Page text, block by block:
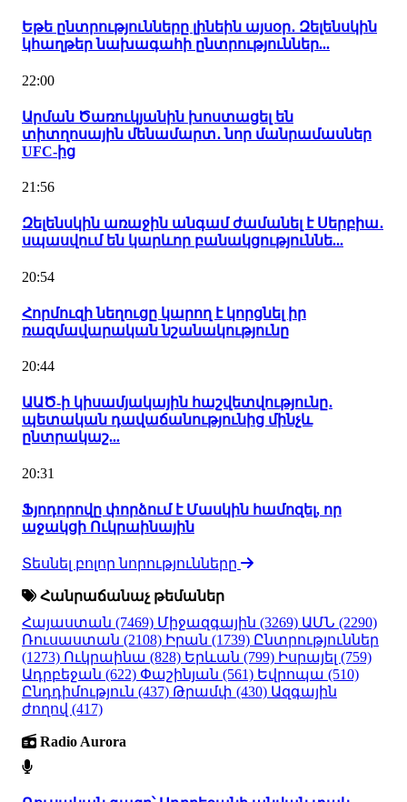
Եթե ընտրությունները լինեին այսօր․ Զելենսկին
կհաղթեր նախագահի ընտրություններ...
22:00
Արման Ծառուկյանին խոստացել են
տիտղոսային մենամարտ․ նոր մանրամասներ
UFC-ից
21:56
Զելենսկին առաջին անգամ ժամանել է Սերբիա․
սպասվում են կարևոր բանակցություննե...
20:54
Հորմուզի նեղուցը կարող է կորցնել իր
ռազմավարական նշանակությունը
20:44
ԱԱԾ-ի կիսամյակային հաշվետվությունը․
պետական դավաճանությունից մինչև
ընտրակաշ...
20:31
Ֆյոդորովը փորձում է Մասկին համոզել, որ
աջակցի Ուկրաինային
Տեսնել բոլոր նորությունները
Հանրաճանաչ թեմաներ
Հայաստան (7469) Միջազգային (3269) ԱՄՆ (2290)
Ռուսաստան (2108) Իրան (1739) Ընտրություններ
(1273) Ուկրաինա (828) Երևան (799) Իսրայել (759)
Ադրբեջան (622) Փաշինյան (561) Եվրոպա (510)
Ընդդիմություն (437) Թրամփ (430) Ազգային
ժողով (417)
Radio Aurora